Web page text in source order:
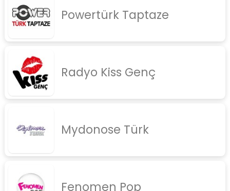
Powertürk Taptaze
Radyo Kiss Genç
Mydonose Türk
Fenomen Pop